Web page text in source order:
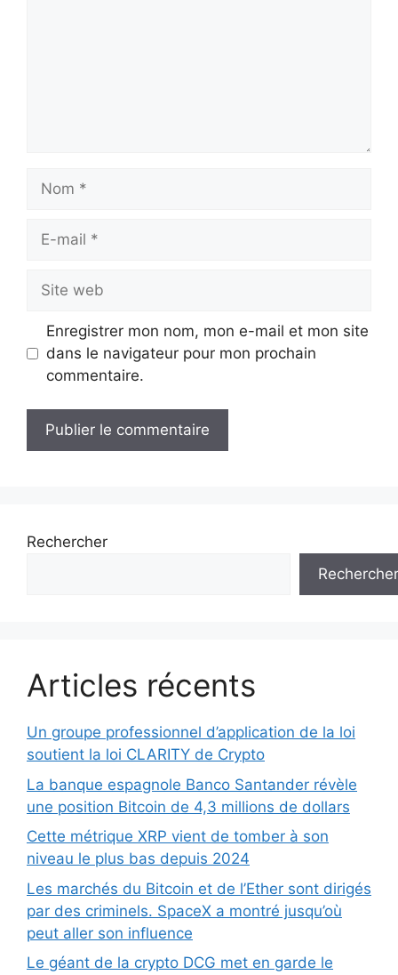
mail
web
Enregistrer mon nom, mon e-mail et mon site
dans le navigateur pour mon prochain
commentaire.
Rechercher
Rechercher
Articles récents
Un groupe professionnel d’application de la loi
soutient la loi CLARITY de Crypto
La banque espagnole Banco Santander révèle
une position Bitcoin de 4,3 millions de dollars
Cette métrique XRP vient de tomber à son
niveau le plus bas depuis 2024
Les marchés du Bitcoin et de l’Ether sont dirigés
par des criminels. SpaceX a montré jusqu’où
peut aller son influence
Le géant de la crypto DCG met en garde le